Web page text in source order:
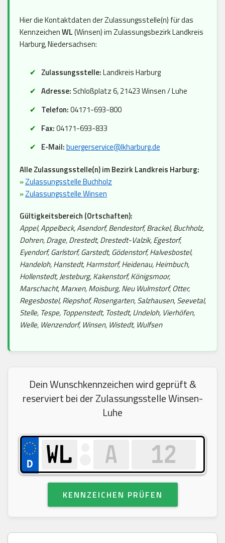
Hier die Kontaktdaten der Zulassungsstelle(n) für das
KennzeichenWL(Winsen) im Zulassungsbezirk Landkreis
Harburg, Niedersachsen:
Zulassungsstelle:Landkreis Harburg
Adresse: Schloßplatz 6, 21423 Winsen / Luhe
Telefon:04171-693-800
Fax:04171-693-833
E-Mail:buergerservice@lkharburg.de
Alle Zulassungsstelle(n) im Bezirk Landkreis Harburg:
»Zulassungsstelle Buchholz
»Zulassungsstelle Winsen
Gültigkeitsbereich (Ortschaften):
Appel, Appelbeck, Asendorf, Bendestorf, Brackel, Buchholz,
Dohren, Drage, Drestedt, Drestedt-Valzik, Egestorf,
Eyendorf, Garlstorf, Garstedt, Gödenstorf, Halvesbostel,
Handeloh, Hanstedt, Harmstorf, Heidenau, Heimbuch,
Hollenstedt, Jesteburg, Kakenstorf, Königsmoor,
Marschacht, Marxen, Moisburg, Neu Wulmstorf, Otter,
Regesbostel, Riepshof, Rosengarten, Salzhausen, Seevetal,
Stelle, Tespe, Toppenstedt, Tostedt, Undeloh, Vierhöfen,
Welle, Wenzendorf, Winsen, Wistedt, Wulfsen
Dein Wunschkennzeichen wird geprüft &
reserviert bei der Zulassungsstelle Winsen-
Luhe
KENNZEICHEN PRÜFEN